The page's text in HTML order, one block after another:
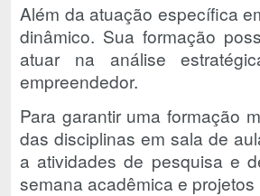
Além da atuação específica
dinâmico. Sua formação
atuar na análise
empreendedor.
Para garantir uma formação
das disciplinas em sala de
a atividades de pesquisa e
semana acadêmica e